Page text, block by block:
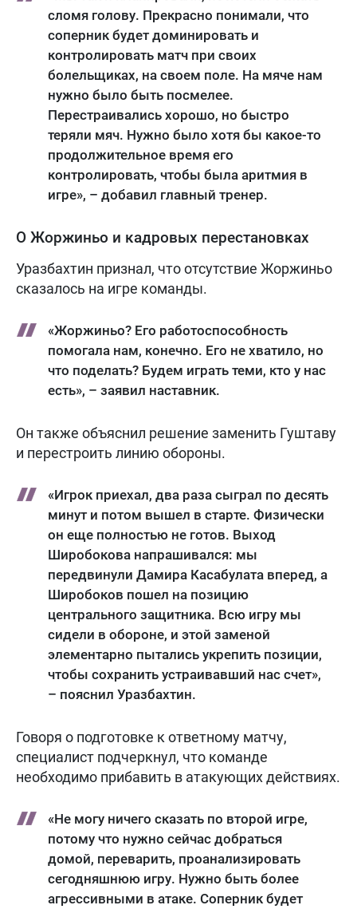
сломя голову. Прекрасно понимали, что
соперник будет доминировать и
контролировать матч при своих
болельщиках, на своем поле. На мяче нам
нужно было быть посмелее.
Перестраивались хорошо, но быстро
теряли мяч. Нужно было хотя бы какое-то
продолжительное время его
контролировать, чтобы была аритмия в
игре», – добавил главный тренер.
О Жоржиньо и кадровых перестановках
Уразбахтин признал, что отсутствие Жоржиньо
сказалось на игре команды.
«Жоржиньо? Его работоспособность
помогала нам, конечно. Его не хватило, но
что поделать? Будем играть теми, кто у нас
есть», – заявил наставник.
Он также объяснил решение заменить Гуштаву
и перестроить линию обороны.
«Игрок приехал, два раза сыграл по десять
минут и потом вышел в старте. Физически
он еще полностью не готов. Выход
Широбокова напрашивался: мы
передвинули Дамира Касабулата вперед, а
Широбоков пошел на позицию
центрального защитника. Всю игру мы
сидели в обороне, и этой заменой
элементарно пытались укрепить позиции,
чтобы сохранить устраивавший нас счет»,
– пояснил Уразбахтин.
Говоря о подготовке к ответному матчу,
специалист подчеркнул, что команде
необходимо прибавить в атакующих действиях.
«Не могу ничего сказать по второй игре,
потому что нужно сейчас добраться
домой, переварить, проанализировать
сегодняшнюю игру. Нужно быть более
агрессивными в атаке. Соперник будет